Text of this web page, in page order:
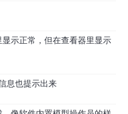
示正常，但在查看器里显示
息也提示出来